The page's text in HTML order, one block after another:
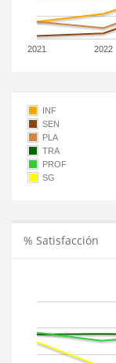
2021 2022
INF
SEN
PLA
TRA
PROF
SG
% Satisfacción